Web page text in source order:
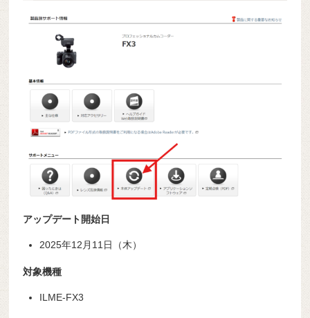
アップデート開始日
2025年12月11日（木）
対象機種
ILME-FX3